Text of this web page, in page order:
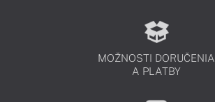
MOŽNOSTI DORUČENIA
A PLATBY